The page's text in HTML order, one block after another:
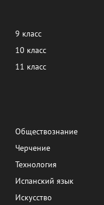
9 класс
10 класс
11 класс
Обществознание
Черчение
Технология
Испанский язык
Искусство